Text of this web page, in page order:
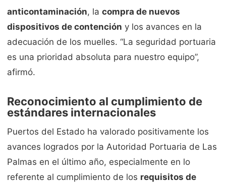
anticontaminación, la compra de nuevos
dispositivos de contención y los avances en la
adecuación de los muelles. “La seguridad portuaria
es una prioridad absoluta para nuestro equipo”,
afirmó.
Reconocimiento al cumplimiento de
estándares internacionales
Puertos del Estado ha valorado positivamente los
avances logrados por la Autoridad Portuaria de Las
Palmas en el último año, especialmente en lo
referente al cumplimiento de los requisitos de